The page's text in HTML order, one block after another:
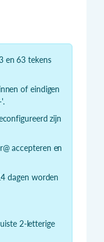
en 63 tekens
of eindigen
zijn
accepteren en
dagen worden
2-letterige